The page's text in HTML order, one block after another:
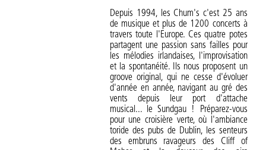
Depuis 1994, les Chum's c'est 25 ans
de musique et plus de 1200 concerts à
travers toute l'Europe. Ces quatre potes
partagent une passion sans failles pour
les mélodies irlandaises, l'improvisation
et la spontanéité. Ils nous proposent un
groove original, qui ne cesse d'évoluer
d'année en année, navigant au gré des
vents depuis leur port d'attache
musical... le Sundgau ! Préparez-vous
pour une croisière verte, où l'ambiance
toride des pubs de Dublin, les senteurs
des embruns ravageurs des Cliff of